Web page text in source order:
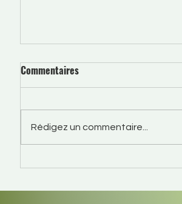
Commentaires
Rédigez un commentaire...